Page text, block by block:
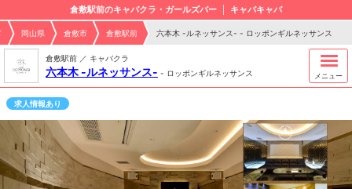
倉敷駅前のキャバクラ・ガールズバー キャバキャバ
岡山県 倉敷市 倉敷駅前 六本木 -ルネッサンス- - ロッポンギルネッサンス
倉敷駅前 ／ キャバクラ
六本木 -ルネッサンス- - ロッポンギルネッサンス メニュー
求人情報あり